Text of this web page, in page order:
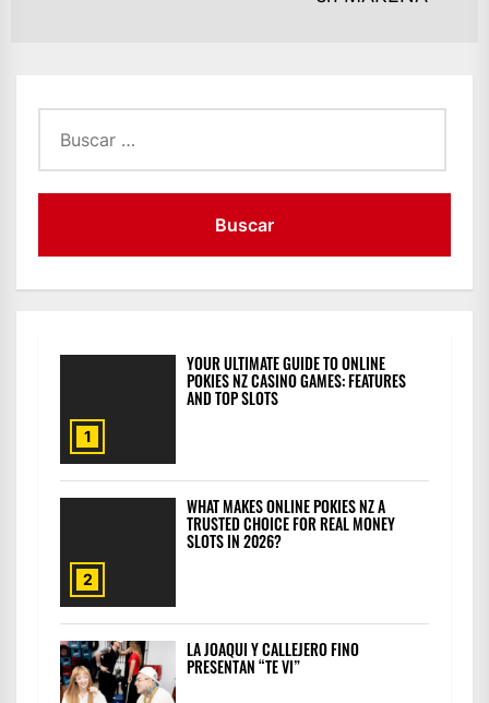
1
YOUR ULTIMATE GUIDE TO ONLINE
POKIES NZ CASINO GAMES: FEATURES
AND TOP SLOTS
2
WHAT MAKES ONLINE POKIES NZ A
TRUSTED CHOICE FOR REAL MONEY
SLOTS IN 2026?
LA JOAQUI Y CALLEJERO FINO
PRESENTAN “TE VI”